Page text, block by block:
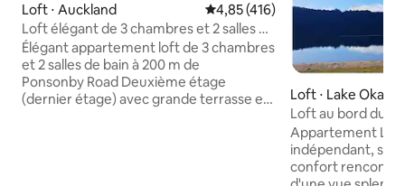
Loft ⋅ Auckland Évaluation moyenne sur la
4,85 (416)
Loft élégant de 3 chambres et 2 salles de
bain à quelques minutes de
Ponsonby Road
Élégant appartement loft de 3 chambres
et 2 salles de bain à 200 m de
Ponsonby Road Deuxième étage
(dernier étage) avec grande terrasse et
Loft ⋅ Lake
Loft au bord du
bord du lac
Appartement Loft
indépendant, sur
confort